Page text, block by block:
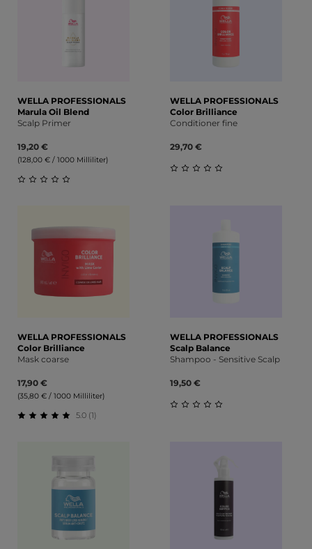
WELLA PROFESSIONALS
Marula Oil Blend
Scalp Primer
19,20 €
(128,00 € / 1000 Milliliter)
WELLA PROFESSIONALS
Color Brilliance
Conditioner fine
29,70 €
WELLA PROFESSIONALS
Color Brilliance
Mask coarse
17,90 €
(35,80 € / 1000 Milliliter)
5.0 (1)
WELLA PROFESSIONALS
Scalp Balance
Shampoo - Sensitive Scalp
19,50 €